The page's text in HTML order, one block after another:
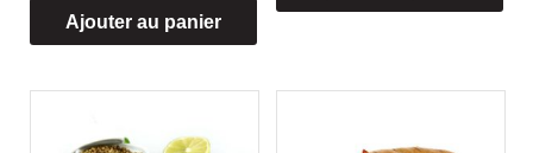
Italienne
semi-
forte
Ajouter au panier
(31,99/KG)